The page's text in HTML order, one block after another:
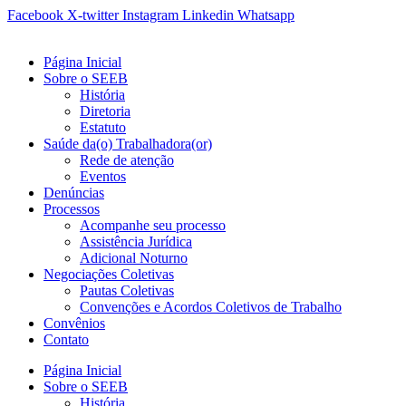
Ir
conteúdo
Facebook X-twitter Instagram Linkedin Whatsapp
Página Inicial
Sobre o SEEB
História
Diretoria
Estatuto
Saúde da(o) Trabalhadora(or)
Rede de atenção
Eventos
Denúncias
Processos
Acompanhe seu processo
Assistência Jurídica
Adicional Noturno
Negociações Coletivas
Pautas Coletivas
Convenções e Acordos Coletivos de Trabalho
Convênios
Contato
Página Inicial
Sobre o SEEB
História